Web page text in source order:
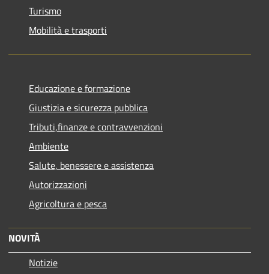
Turismo
Mobilità e trasporti
Educazione e formazione
Giustizia e sicurezza pubblica
Tributi,finanze e contravvenzioni
Ambiente
Salute, benessere e assistenza
Autorizzazioni
Agricoltura e pesca
NOVITÀ
Notizie